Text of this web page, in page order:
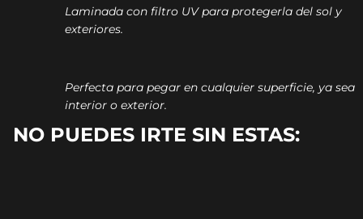
Laminada con filtro UV para protegerla del sol y
exteriores.
Perfecta para pegar en cualquier superficie, ya sea
interior o exterior.
NO PUEDES IRTE SIN ESTAS: